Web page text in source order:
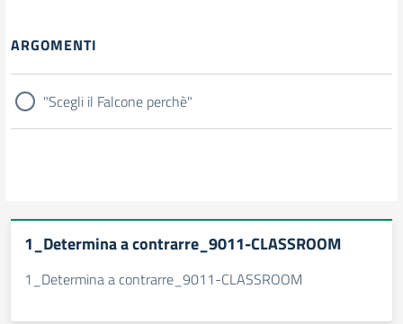
Filtri
ARGOMENTI
"Scegli il Falcone perchè"
1_Determina a contrarre_9011-CLASSROOM
1_Determina a contrarre_9011-CLASSROOM